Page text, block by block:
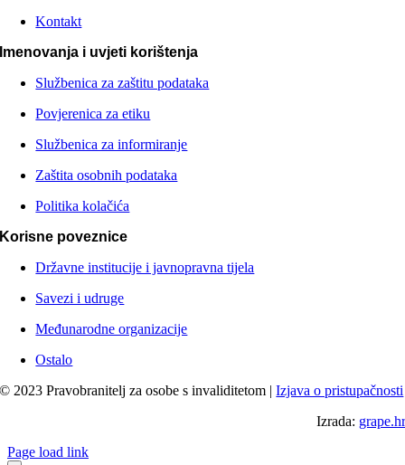
Kontakt
Imenovanja i uvjeti korištenja
Službenica za zaštitu podataka
Povjerenica za etiku
Službenica za informiranje
Zaštita osobnih podataka
Politika kolačića
Korisne poveznice
Državne institucije i javnopravna tijela
Savezi i udruge
Međunarodne organizacije
Ostalo
© 2023 Pravobranitelj za osobe s invaliditetom |Izjava o pristupačnosti
Izrada: grape.hr
Page load link